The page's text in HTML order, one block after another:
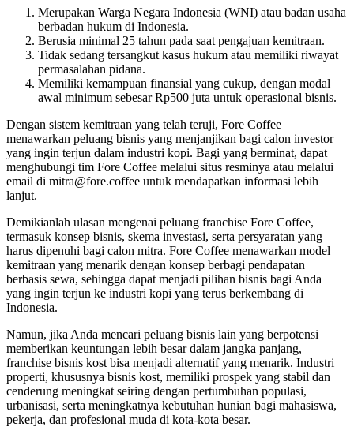
Merupakan Warga Negara Indonesia (WNI) atau badan usaha
berbadan hukum di Indonesia.
Berusia minimal 25 tahun pada saat pengajuan kemitraan.
Tidak sedang tersangkut kasus hukum atau memiliki riwayat
permasalahan pidana.
Memiliki kemampuan finansial yang cukup, dengan modal
awal minimum sebesar Rp500 juta untuk operasional bisnis.
Dengan sistem kemitraan yang telah teruji, Fore Coffee
menawarkan peluang bisnis yang menjanjikan bagi calon investor
yang ingin terjun dalam industri kopi. Bagi yang berminat, dapat
menghubungi tim Fore Coffee melalui situs resminya atau melalui
email di mitra@fore.coffee untuk mendapatkan informasi lebih
lanjut.
Demikianlah ulasan mengenai peluang franchise Fore Coffee,
termasuk konsep bisnis, skema investasi, serta persyaratan yang
harus dipenuhi bagi calon mitra. Fore Coffee menawarkan model
kemitraan yang menarik dengan konsep berbagi pendapatan
berbasis sewa, sehingga dapat menjadi pilihan bisnis bagi Anda
yang ingin terjun ke industri kopi yang terus berkembang di
Indonesia.
Namun, jika Anda mencari peluang bisnis lain yang berpotensi
memberikan keuntungan lebih besar dalam jangka panjang,
franchise bisnis kost bisa menjadi alternatif yang menarik. Industri
properti, khususnya bisnis kost, memiliki prospek yang stabil dan
cenderung meningkat seiring dengan pertumbuhan populasi,
urbanisasi, serta meningkatnya kebutuhan hunian bagi mahasiswa,
pekerja, dan profesional muda di kota-kota besar.